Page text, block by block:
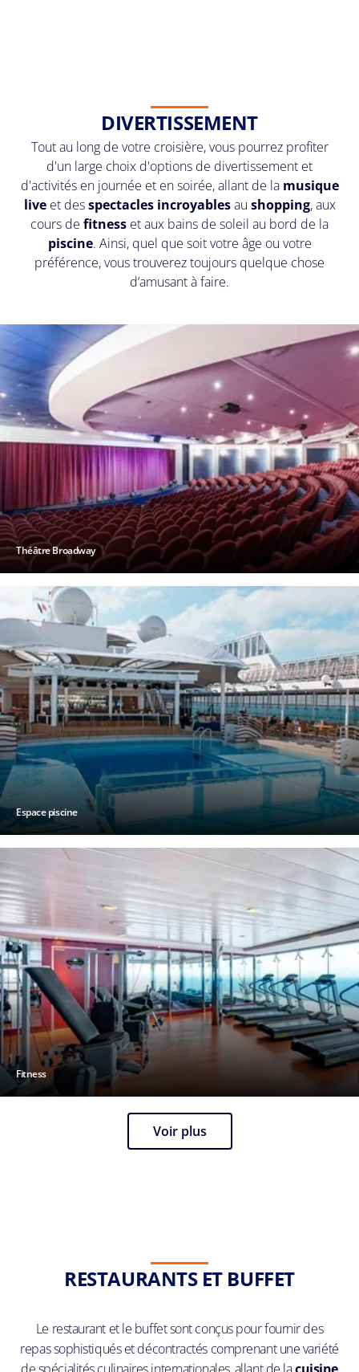
DIVERTISSEMENT
Tout au long de votre croisière, vous pourrez profiter
d'un large choix d'options de divertissement et
d'activités en journée et en soirée, allant de la musique
liveet desspectacles incroyablesau shopping, aux
cours de fitness et aux bains de soleil au bord de la
piscine. Ainsi, quel que soit votre âge ou votre
préférence, vous trouverez toujours quelque chose
d’amusant à faire.
Théâtre Broadway
Espace piscine
Fitness
Voir plus
RESTAURANTS ET BUFFET
Le restaurant et le buffet sont conçus pour fournir des
repas sophistiqués et décontractés comprenant une variété